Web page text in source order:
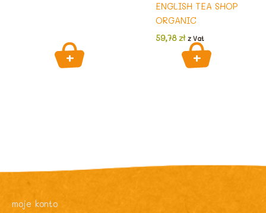
ENGLISH TEA SHOP
ORGANIC
59,78zł z Vat
moje konto